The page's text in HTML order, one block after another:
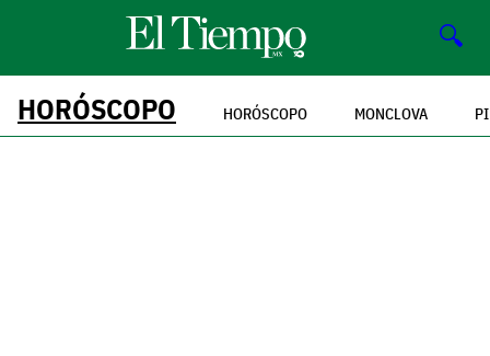
🔍
HORÓSCOPO HORÓSCOPO MONCLOVA